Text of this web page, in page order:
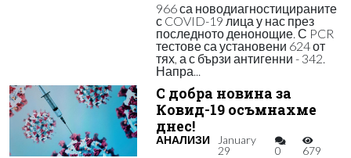
966 са новодиагностицираните
с COVID-19 лица у нас през
последното денонощие. С PCR
тестове са установени 624 от
тях, а с бързи антигенни - 342.
Напра...
С добра новина за
Ковид-19 осъмнахме
днес!
АНАЛИЗИ
January
29
0 679